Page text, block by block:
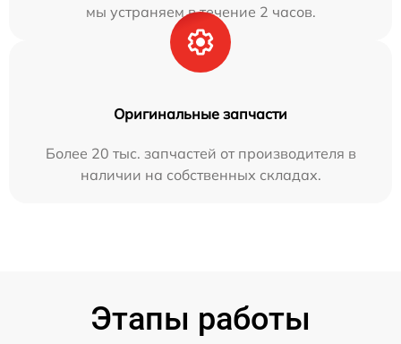
мы устраняем в течение 2 часов.
Оригинальные запчасти
Более 20 тыс. запчастей от производителя в
наличии на собственных складах.
Этапы работы